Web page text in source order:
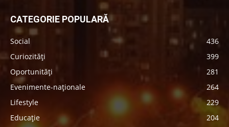
CATEGORIE POPULARĂ
Social
436
Curiozități
399
Oportunități
281
Evenimente-naționale
264
Lifestyle
229
Educație
204